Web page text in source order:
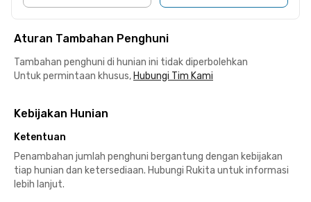
Aturan Tambahan Penghuni
Tambahan penghuni di hunian ini tidak diperbolehkan
Untuk permintaan khusus, Hubungi Tim Kami
Kebijakan Hunian
Ketentuan
Penambahan jumlah penghuni bergantung dengan kebijakan
tiap hunian dan ketersediaan. Hubungi Rukita untuk informasi
lebih lanjut.